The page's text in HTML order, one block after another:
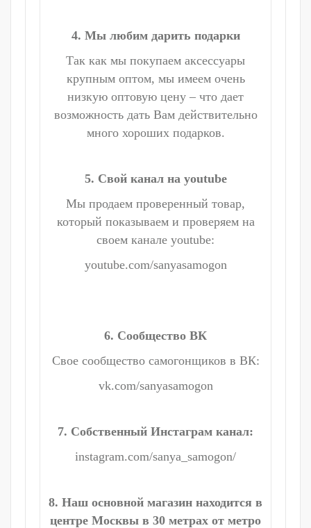
4. Мы любим дарить подарки
Так как мы покупаем аксессуары
крупным оптом, мы имеем очень
низкую оптовую цену – что дает
возможность дать Вам действительно
много хороших подарков.
5. Свой канал на youtube
Мы продаем проверенный товар,
который показываем и проверяем на
своем канале youtube:
youtube.com/sanyasamogon
6. Сообщество ВК
Свое сообщество самогонщиков в ВК:
vk.com/sanyasamogon
7. Собственный Инстаграм канал:
instagram.com/sanya_samogon/
8. Наш основной магазин находится в
центре Москвы в 30 метрах от метро